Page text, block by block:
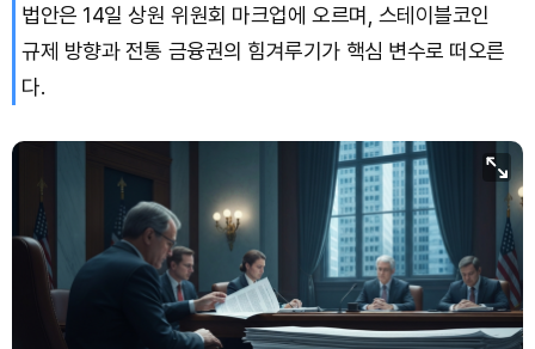
법안은 14일 상원 위원회 마크업에 오르며, 스테이블코인
규제 방향과 전통 금융권의 힘겨루기가 핵심 변수로 떠오른
다.